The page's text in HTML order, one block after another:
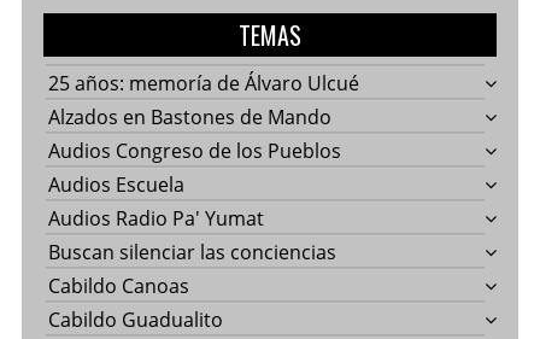
TEMAS
25 años: memoría de Álvaro Ulcué
Alzados en Bastones de Mando
Audios Congreso de los Pueblos
Audios Escuela
Audios Radio Pa' Yumat
Buscan silenciar las conciencias
Cabildo Canoas
Cabildo Guadualito